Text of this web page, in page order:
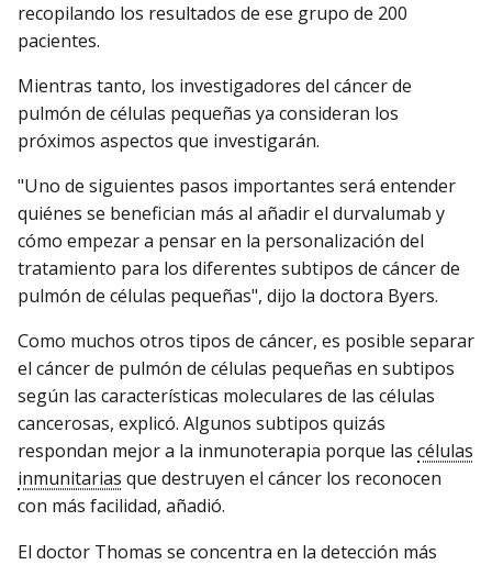
recopilando los resultados de ese grupo de 200
pacientes.
Mientras tanto, los investigadores del cáncer de
pulmón de células pequeñas ya consideran los
próximos aspectos que investigarán.
"Uno de siguientes pasos importantes será entender
quiénes se benefician más al añadir el durvalumab y
cómo empezar a pensar en la personalización del
tratamiento para los diferentes subtipos de cáncer de
pulmón de células pequeñas", dijo la doctora Byers.
Como muchos otros tipos de cáncer, es posible separar
el cáncer de pulmón de células pequeñas en subtipos
según las características moleculares de las células
cancerosas, explicó. Algunos subtipos quizás
respondan mejor a la inmunoterapia porque las células
inmunitarias que destruyen el cáncer los reconocen
con más facilidad, añadió.
El doctor Thomas se concentra en la detección más